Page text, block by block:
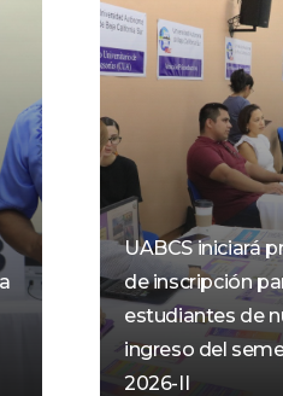
UABCS iniciará
de inscripción
estudiantes de
ingreso del
2026-II